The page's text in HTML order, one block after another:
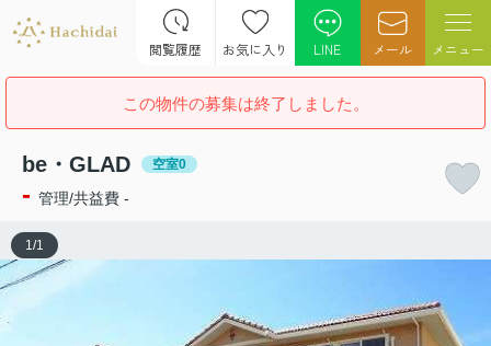
閲覧履歴 お気に入り LINE メール メニュー
この物件の募集は終了しました。
be・GLAD 空室0
- 管理/共益費 -
1 /1